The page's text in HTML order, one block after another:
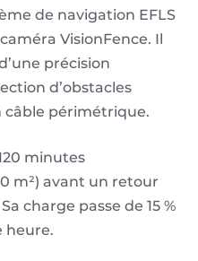
de navigation EFLS
VisionFence. Il
précision
d’obstacles
câble périmétrique.
minutes
m²) avant un retour
charge passe de 15 %
heure.